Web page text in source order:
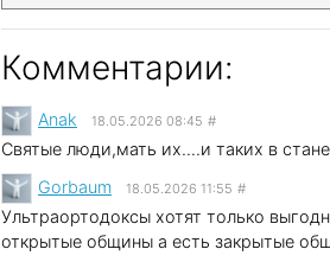
Комментарии:
Anak 18.05.2026 08:45 #
Святые люди,мать их....и таких в
Gorbaum 18.05.2026 11:55 #
Ультраортодоксы хотят только
открытые общины а есть закрытые